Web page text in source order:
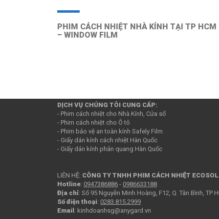
PHIM CÁCH NHIỆT NHÀ KÍNH TẠI TP HCM
– WINDOW FILM
DỊCH VỤ CHÚNG TÔI CUNG CẤP:
- Phim cách nhiệt cho Nhà Kính, Cửa sổ
- Phim cách nhiệt cho Ô tô
- Phim bảo vệ an toàn kính Safely Film
- Giấy dán kính cách nhiệt Hàn Quốc
- Giấy dán kính phản quang Hàn Quốc
LIÊN HỆ: CÔNG TY TNHH PHIM CÁCH NHIỆT
Hotline: 0947386886 - 0986633188
Địa chỉ: Số 95 Nguyễn Minh Hoàng, F12, Q. Tân Bình, TP
Số điện thoại: 0283.815.2999
Email : kinhdoanhsg@anygard.vn